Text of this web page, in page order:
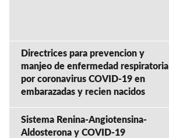
Directrices para prevencion y
manjeo de enfermedad respiratoria
por coronavirus COVID-19 en
embarazadas y recien nacidos
Sistema Renina-Angiotensina-
Aldosterona y COVID-19